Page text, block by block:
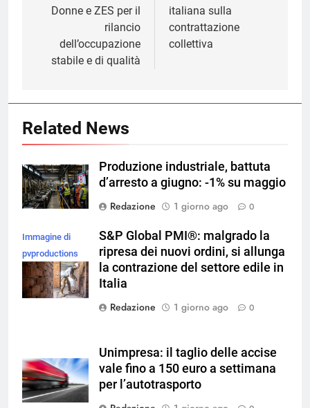
Donne e ZES per il
rilancio
dell’occupazione
stabile e di qualità
italiana sulla
contrattazione
collettiva
Related News
Produzione industriale, battuta
d’arresto a giugno: -1% su maggio
Redazione
1 giorno ago 0
Immagine di
pvproductions
su Magnific
S&P Global PMI®: malgrado la
ripresa dei nuovi ordini, si allunga
la contrazione del settore edile in
Italia
Redazione
1 giorno ago 0
Unimpresa: il taglio delle accise
vale fino a 150 euro a settimana
per l’autotrasporto